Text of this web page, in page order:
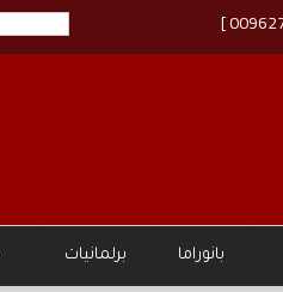
بانوراما برلمانيات